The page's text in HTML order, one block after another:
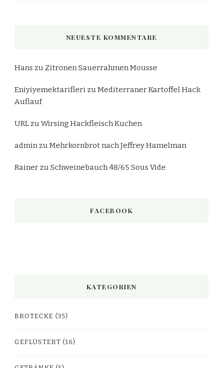
NEUESTE KOMMENTARE
Hans zu Zitronen Sauerrahmen Mousse
Eniyiyemektarifleri zuMediterraner Kartoffel Hack
Auflauf
URL zuWirsing Hackfleisch Kuchen
adminzuMehrkornbrot nach Jeffrey Hamelman
Rainer zuSchweinebauch 48/65 Sous Vide
FACEBOOK
KATEGORIEN
BROTECKE (35)
GEFLÜSTERT (16)